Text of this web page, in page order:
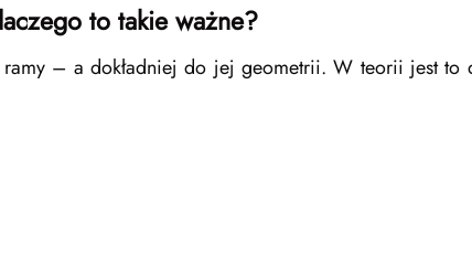
to takie ważne?
– a dokładniej do jej geometrii. W teorii jest to